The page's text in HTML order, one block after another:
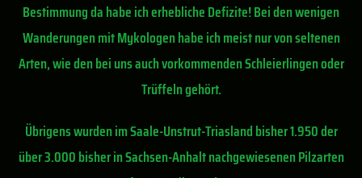
Bestimmung da habe ich erhebliche Defizite! Bei den wenigen
Wanderungen mit Mykologen habe ich meist nur von seltenen
Arten, wie den bei uns auch vorkommenden Schleierlingen oder
Trüffeln gehört.
Übrigens wurden imSaale-Unstrut-Triaslandbisher1.950der
über3.000bisherinSachsen-AnhaltnachgewiesenenPilzarten